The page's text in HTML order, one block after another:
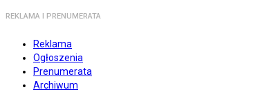
REKLAMA I PRENUMERATA
Reklama
Ogłoszenia
Prenumerata
Archiwum